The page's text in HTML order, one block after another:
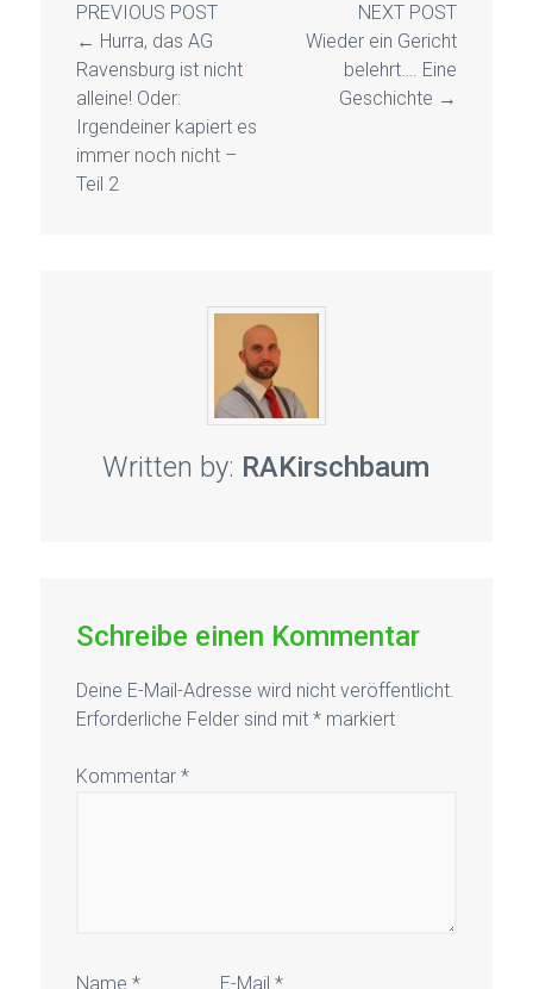
PREVIOUS POST
← Hurra, das AG
Ravensburg ist nicht
alleine! Oder:
Irgendeiner kapiert es
immer noch nicht –
Teil 2
NEXT POST
Wieder ein Gericht
belehrt…. Eine
Geschichte →
Written by: RAKirschbaum
Schreibe einen Kommentar
Deine E-Mail-Adresse wird nicht veröffentlicht.
Erforderliche Felder sind mit *markiert
Kommentar *
Name * E-Mail *